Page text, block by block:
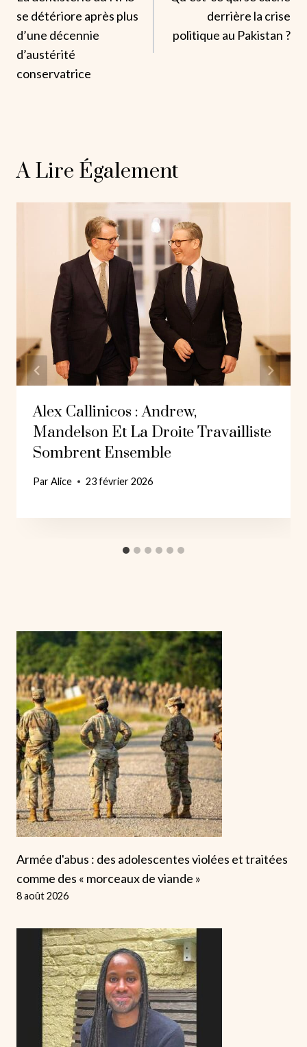
L’article
se détériore après plus
d’une décennie
d’austérité
conservatrice
derrière la crise
politique au Pakistan ?
A Lire Également
Alex Callinicos : Andrew,
Mandelson Et La Droite Travailliste
Sombrent Ensemble
ParAlice 23 février 2026
Armée d'abus : des adolescentes violées et traitées
comme des « morceaux de viande »
8 août 2026